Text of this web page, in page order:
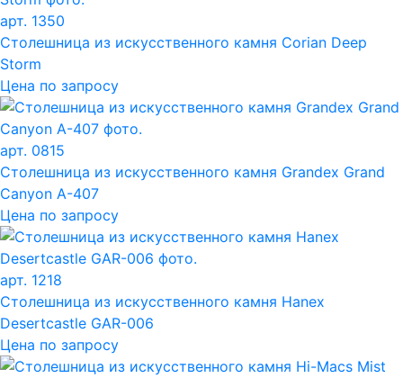
арт. 1350
Столешница из искусственного камня Corian Deep
Storm
Цена по запросу
арт. 0815
Столешница из искусственного камня Grandex Grand
Canyon A-407
Цена по запросу
арт. 1218
Столешница из искусственного камня Hanex
Desertcastle GAR-006
Цена по запросу